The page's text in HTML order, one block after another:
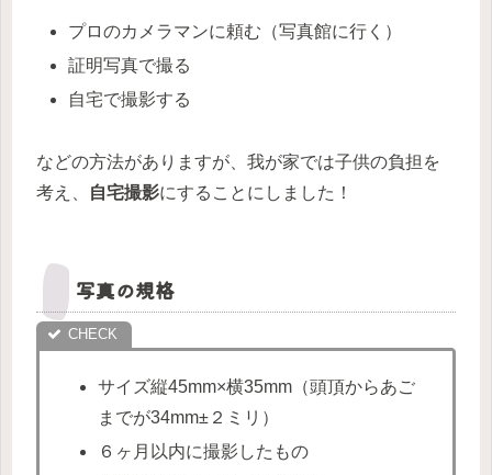
プロのカメラマンに頼む（写真館に行く）
証明写真で撮る
自宅で撮影する
などの方法がありますが、我が家では子供の負担を
考え、
自宅撮影にすることにしました！
写真の規格
サイズ縦45mm×横35mm（頭頂からあご
までが34mm±２ミリ）
６ヶ月以内に撮影したもの